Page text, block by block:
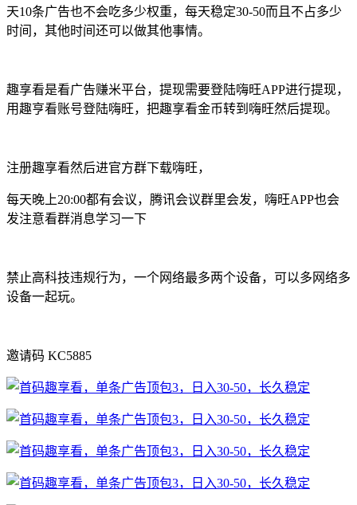
天10条广告也不会吃多少权重，每天稳定30-50而且不占多少
时间，其他时间还可以做其他事情。
趣享看是看广告赚米平台，提现需要登陆嗨旺APP进行提现，
用趣亨看账号登陆嗨旺，把趣享看金币转到嗨旺然后提现。
注册趣享看然后进官方群下载嗨旺，
每天晚上20:00都有会议，腾讯会议群里会发，嗨旺APP也会
发注意看群消息学习一下
禁止高科技违规行为，一个网络最多两个设备，可以多网络多
设备一起玩。
邀请码 KC5885